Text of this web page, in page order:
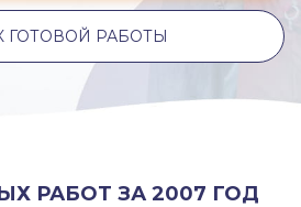
ГОТОВОЙ РАБОТЫ
РАБОТ ЗА 2007 ГОД